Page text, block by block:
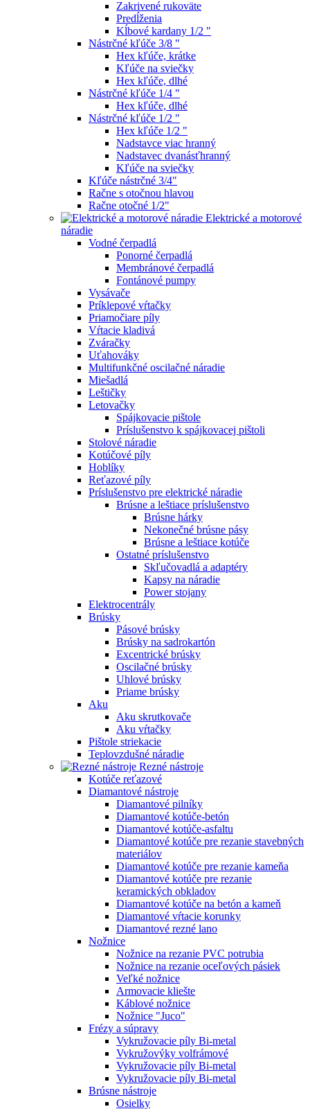
Zakrivené rukoväte
Predĺženia
Kĺbové kardany 1/2 "
Nástrčné kľúče 3/8 "
Hex kľúče, krátke
Kľúče na sviečky
Hex kľúče, dlhé
Nástrčné kľúče 1/4 "
Hex kľúče, dlhé
Nástrčné kľúče 1/2 "
Hex kľúče 1/2 "
Nadstavce viac hranný
Nadstavec dvanásťhranný
Kľúče na sviečky
Kľúče nástrčné 3/4"
Račne s otočnou hlavou
Račne otočné 1/2"
Elektrické a motorové
náradie
Vodné čerpadlá
Ponorné čerpadlá
Membránové čerpadlá
Fontánové pumpy
Vysávače
Príklepové vŕtačky
Priamočiare píly
Vŕtacie kladivá
Zváračky
Uťahováky
Multifunkčné oscilačné náradie
Miešadlá
Leštičky
Letovačky
Spájkovacie pištole
Príslušenstvo k spájkovacej pištoli
Stolové náradie
Kotúčové píly
Hoblíky
Reťazové píly
Príslušenstvo pre elektrické náradie
Brúsne a leštiace príslušenstvo
Brúsne hárky
Nekonečné brúsne pásy
Brúsne a leštiace kotúče
Ostatné príslušenstvo
Skľučovadlá a adaptéry
Kapsy na náradie
Power stojany
Elektrocentrály
Brúsky
Pásové brúsky
Brúsky na sadrokartón
Excentrické brúsky
Oscilačné brúsky
Uhlové brúsky
Priame brúsky
Aku
Aku skrutkovače
Aku vŕtačky
Pištole striekacie
Teplovzdušné náradie
Rezné nástroje
Kotúče reťazové
Diamantové nástroje
Diamantové pilníky
Diamantové kotúče-betón
Diamantové kotúče-asfaltu
Diamantové kotúče pre rezanie stavebných
materiálov
Diamantové kotúče pre rezanie kameňa
Diamantové kotúče pre rezanie
keramických obkladov
Diamantové kotúče na betón a kameň
Diamantové vŕtacie korunky
Diamantové rezné lano
Nožnice
Nožnice na rezanie PVC potrubia
Nožnice na rezanie oceľových pásiek
Veľké nožnice
Armovacie kliešte
Káblové nožnice
Nožnice "Juco"
Frézy a súpravy
Vykružovacie píly Bi-metal
Vykružovýky volfrámové
Vykružovacie píly Bi-metal
Vykružovacie píly Bi-metal
Brúsne nástroje
Osielky